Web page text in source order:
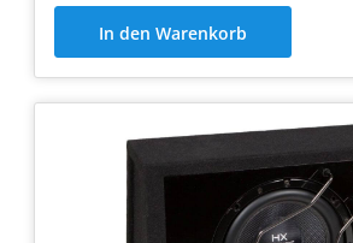
In den Warenkorb